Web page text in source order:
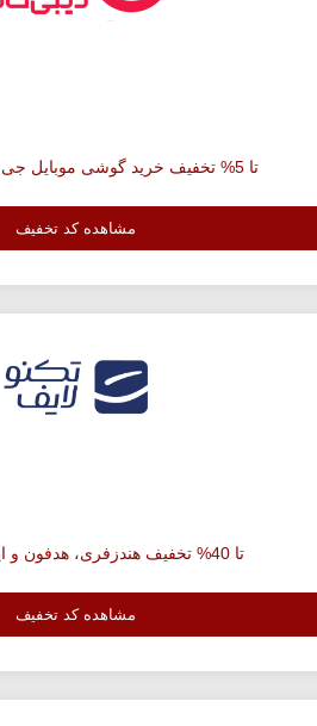
تا 5% تخفیف خرید گوشی موبایل جی پلاس دیجی کالا
مشاهده کد تخفیف
تا 40% تخفیف هندزفری، هدفون و ایرپاد تکنولایف
مشاهده کد تخفیف